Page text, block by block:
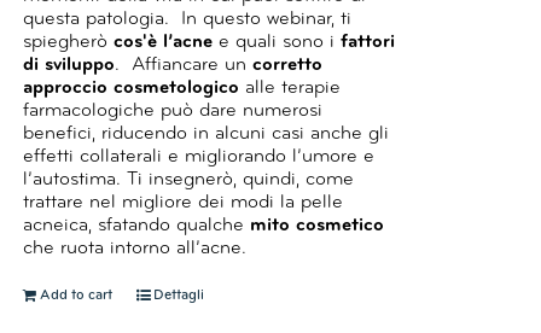
questa patologia.
In questo webinar, ti
spiegherò cos'è l’acnee quali sono i fattori
di sviluppo. Affiancare un corretto
approccio cosmetologico alle terapie
farmacologiche può dare numerosi
benefici, riducendo in alcuni casi anche gli
effetti collaterali e migliorando l’umore e
l’autostima.
Ti insegnerò, quindi, come
trattare nel migliore dei modi la pelle
acneica, sfatando qualche mito cosmetico
che ruota intorno all’acne.
Add to cart Dettagli